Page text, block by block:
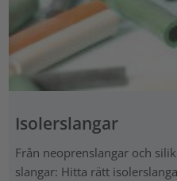
Isolerslangar
Från neoprenslangar och
slangar: Hitta rätt